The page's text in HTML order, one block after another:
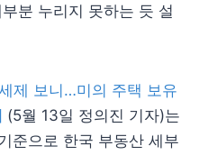
분 누리지 못하는 듯 설
제 보니…미의 주택 보유
(5월 13일 정의진 기자)는
준으로 한국 부동산 세부